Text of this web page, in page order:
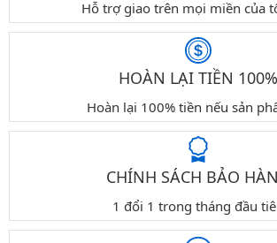
Hỗ trợ giao trên mọi miền của
HOÀN LẠI TIỀN 100%
Hoàn lại 100% tiền nếu sản
CHÍNH SÁCH BẢO
1 đổi 1 trong tháng đầu